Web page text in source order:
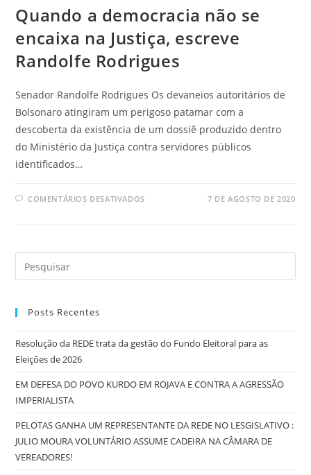
Quando a democracia não se
encaixa na Justiça, escreve
Randolfe Rodrigues
Senador Randolfe Rodrigues Os devaneios autoritários de
Bolsonaro atingiram um perigoso patamar com a
descoberta da existência de um dossiê produzido dentro
do Ministério da Justiça contra servidores públicos
identificados…
COMENTÁRIOS DESATIVADOS 7 DE AGOSTO DE 2020
Posts Recentes
Resolução da REDE trata da gestão do Fundo Eleitoral para as
Eleições de 2026
EM DEFESA DO POVO KURDO EM ROJAVA E CONTRA A AGRESSÃO
IMPERIALISTA
PELOTAS GANHA UM REPRESENTANTE DA REDE NO LESGISLATIVO :
JULIO MOURA VOLUNTÁRIO ASSUME CADEIRA NA CÂMARA DE
VEREADORES!